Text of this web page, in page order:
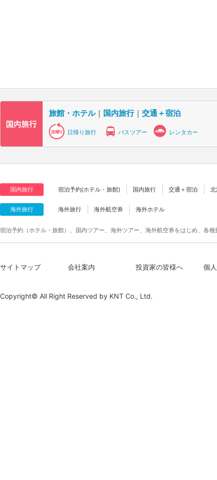
旅館・ホテル｜ 国内旅行｜ 交通＋宿泊
日帰り旅行 バスツアー レンタカー
国内旅行 宿泊予約(ホテル・旅館) 国内旅行 交通＋宿泊
海外旅行 海外旅行 海外航空券 海外ホテル
宿泊予約（ホテル・旅館）、国内ツアー、海外ツアー、海外航空券をはじめ、各
サイトマップ 会社案内 投資家の皆様へ 個
Copyright© All Right Reserved by KNT Co., Ltd.